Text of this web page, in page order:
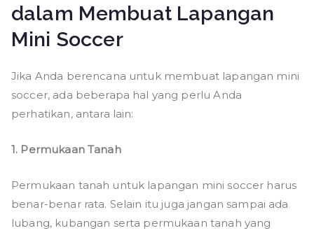
dalam Membuat Lapangan
Mini Soccer
Jika Anda berencana untuk membuat lapangan mini
soccer, ada beberapa hal yang perlu Anda
perhatikan, antara lain:
1. Permukaan Tanah
Permukaan tanah untuk lapangan mini soccer harus
benar-benar rata. Selain itu juga jangan sampai ada
lubang, kubangan serta permukaan tanah yang